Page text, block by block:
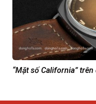
“Mặt số California”